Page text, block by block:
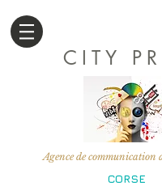
CITY
Agence de communication
CORSE